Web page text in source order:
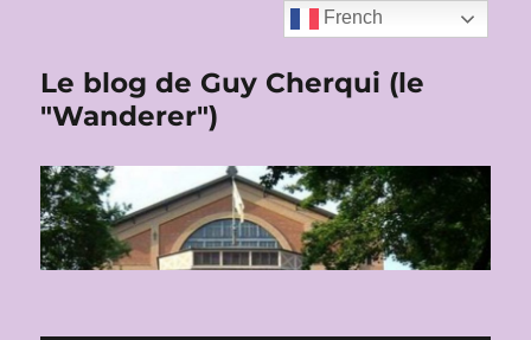
Le blog de Guy Cherqui (le
"Wanderer")
French